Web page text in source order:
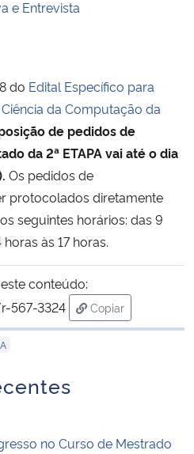
Direitos Humanos
e Entrevista
do Edital Específico para
da Computação da
de pedidos de
da 2ª ETAPA vai até o dia
Os pedidos de
protocolados diretamente
seguintes horários: das 9
às 17 horas.
conteúdo:
567-3324
Copiar
para área de
no Curso de Mestrado